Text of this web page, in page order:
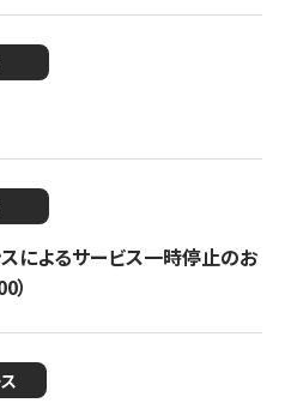
スによるサービス一時停止のお
）